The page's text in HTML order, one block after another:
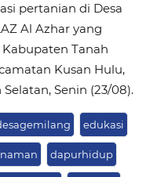
pertanian di Desa
Al Azhar yang
Tanah
Kusan Hulu,
Senin (23/08).
edukasi
dapurhidup